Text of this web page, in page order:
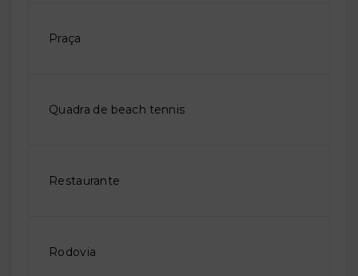
Praça
Quadra de beach tennis
Restaurante
Rodovia